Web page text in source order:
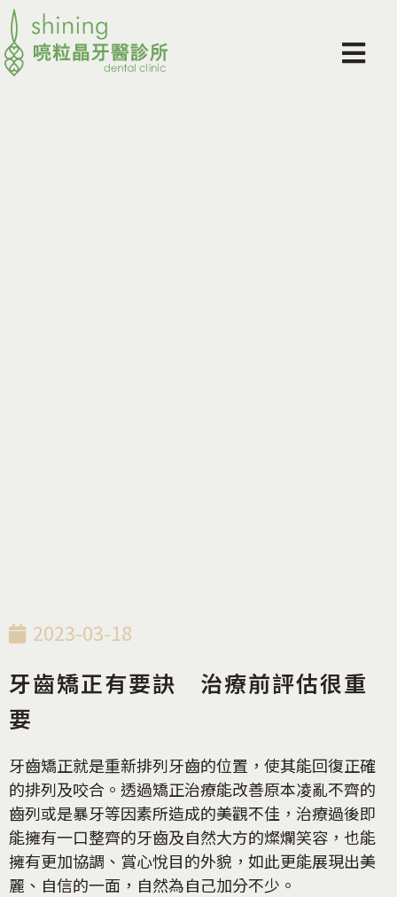
2023-03-18
牙齒矯正有要訣 治療前評估很重
要
牙齒矯正就是重新排列牙齒的位置，使其能回復正確
的排列及咬合。透過矯正治療能改善原本凌亂不齊的
齒列或是暴牙等因素所造成的美觀不佳，治療過後即
能擁有一口整齊的牙齒及自然大方的燦爛笑容，也能
擁有更加協調、賞心悅目的外貌，如此更能展現出美
麗、自信的一面，自然為自己加分不少。